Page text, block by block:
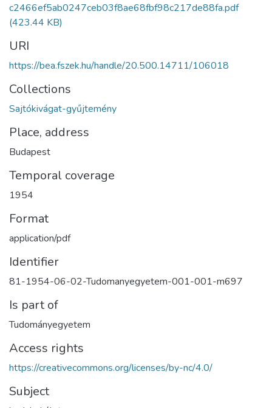
c2466ef5ab0247ceb03f8ae68fbf98c217de88fa.pdf
(423.44 KB)
URI
https://bea.fszek.hu/handle/20.500.14711/106018
Collections
Sajtókivágat-gyűjtemény
Place, address
Budapest
Temporal coverage
1954
Format
application/pdf
Identifier
81-1954-06-02-Tudomanyegyetem-001-001-m697
Is part of
Tudományegyetem
Access rights
https://creativecommons.org/licenses/by-nc/4.0/
Subject